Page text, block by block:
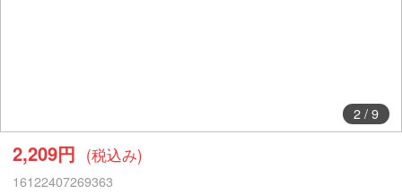
3/ 9
2,209円 (税込み)
16122407269363